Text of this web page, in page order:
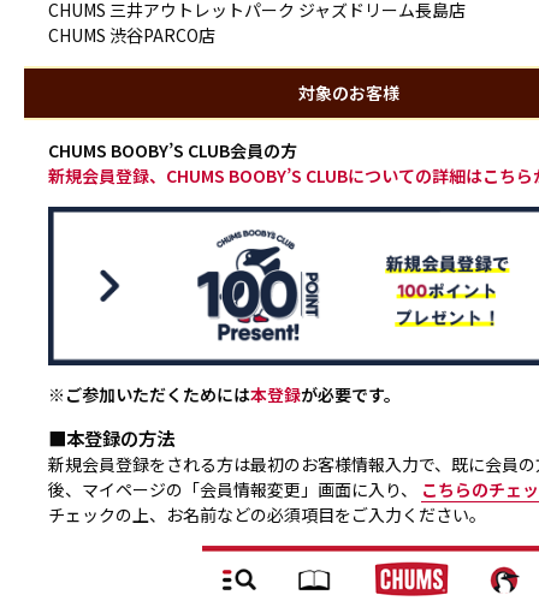
CHUMS 三井アウトレットパーク ジャズドリーム長島店
CHUMS 渋谷PARCO店
対象のお客様
CHUMS BOOBY’S CLUB会員の方
新規会員登録、CHUMS BOOBY’S CLUBについての詳細はこち
※ご参加いただくためには本登録が必要です。
■本登録の方法
新規会員登録をされる方は最初のお客様情報入力で、既に会員
後、マイページの「会員情報変更」画面に入り、
こちらのチェ
チェックの上、お名前などの必須項目をご入力ください。